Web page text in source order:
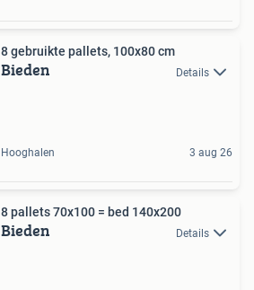
8 gebruikte pallets, 100x80 cm
Bieden Details
Hooghalen 3 aug 26
8 pallets 70x100 = bed 140x200
Bieden Details